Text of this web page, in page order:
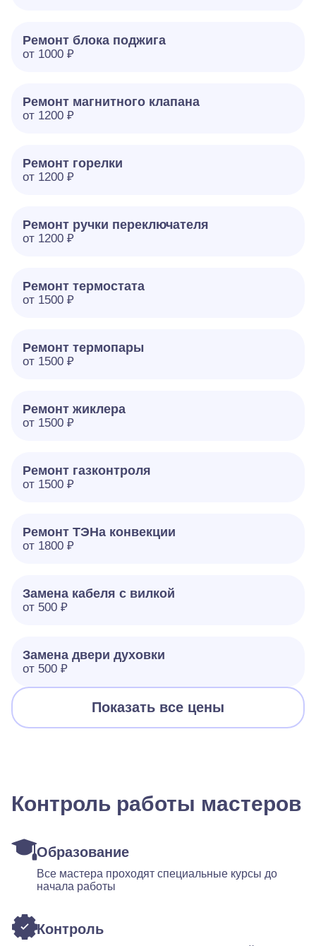
Ремонт блока поджига
от 1000 ₽
Ремонт магнитного клапана
от 1200 ₽
Ремонт горелки
от 1200 ₽
Ремонт ручки переключателя
от 1200 ₽
Ремонт термостата
от 1500 ₽
Ремонт термопары
от 1500 ₽
Ремонт жиклера
от 1500 ₽
Ремонт газконтроля
от 1500 ₽
Ремонт ТЭНа конвекции
от 1800 ₽
Замена кабеля с вилкой
от 500 ₽
Замена двери духовки
от 500 ₽
Показать все цены
Контроль работы мастеров
Образование
Все мастера проходят специальные курсы до
начала работы
Контроль